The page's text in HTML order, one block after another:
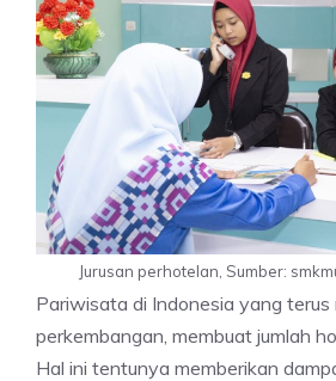
Jurusan perhotelan, Sumber:
Pariwisata di Indonesia yang terus
perkembangan, membuat jumlah
Hal ini tentunya memberikan